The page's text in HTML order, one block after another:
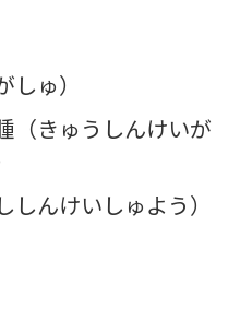
ゅ）
（きゅうしんけいが
しんけいしゅよう）